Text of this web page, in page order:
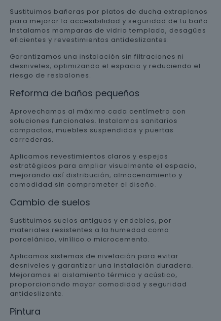
Sustituimos bañeras por platos de ducha extraplanos
para mejorar la accesibilidad y seguridad de tu baño.
Instalamos mamparas de vidrio templado, desagües
eficientes y revestimientos antideslizantes.
Garantizamos una instalación sin filtraciones ni
desniveles, optimizando el espacio y reduciendo el
riesgo de resbalones.
Reforma de baños pequeños
Aprovechamos al máximo cada centímetro con
soluciones funcionales. Instalamos sanitarios
compactos, muebles suspendidos y puertas
correderas.
Aplicamos revestimientos claros y espejos
estratégicos para ampliar visualmente el espacio,
mejorando así distribución, almacenamiento y
comodidad sin comprometer el diseño.
Cambio de suelos
Sustituimos suelos antiguos y endebles, por
materiales resistentes a la humedad como
porcelánico, vinílico o microcemento.
Aplicamos sistemas de nivelación para evitar
desniveles y garantizar una instalación duradera.
Mejoramos el aislamiento térmico y acústico,
proporcionando mayor comodidad y seguridad
antideslizante.
Pintura